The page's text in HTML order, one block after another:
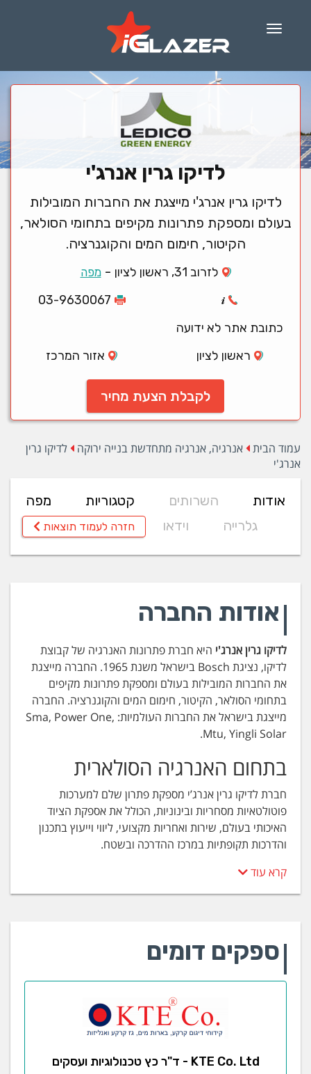
Menu
לדיקו גרין אנרג'י
לדיקו גרין אנרג'י מייצגת את החברות המובילות
בעולם ומספקת פתרונות מקיפים בתחומי הסולאר,
הקיטור, חימום המים והקוגנרציה.
לזרוב 31, ראשון לציון -מפה
03-9630067
כתובת אתר לא ידועה
ראשון לציון
אזור המרכז
לקבלת הצעת מחיר
עמוד הבית אנרגיה, אנרגיה מתחדשת בנייה ירוקה
לדיקו גרין
אנרג'י
אודות השרותים קטגוריות
מפה
גלרייה
וידאו חזרה לעמוד תוצאות
אודות החברה
לדיקו גרין אנרג'י היא חברת פתרונות האנרגיה של קבוצת
לדיקו, נציגת Bosch בישראל משנת 1965. החברה מייצגת
את החברות המובילות בעולם ומספקת פתרונות מקיפים
בתחומי הסולאר, הקיטור, חימום המים והקוגנרציה. החברה
מייצגת בישראל את החברות העולמיות: Sma, Power One,
Mtu, Yingli Solar.
בתחום האנרגיה הסולארית
חברת לדיקו גרין אנרג’י מספקת פתרון שלם למערכות
פוטולטאיות מסחריות ובינוניות, הכולל את אספקת הציוד
האיכותי בעולם, שירות ואחריות מקצועי, ליווי וייעוץ בתכנון
והדרכות תקופתיות במרכז ההדרכה ובשטח.
מערכות קיטור
שנצבר וההשקעה העצומה במחקר ופיתוח הפכו את בוש
מערכות חימום והסקה
דיקו גרין אנרג’י מייצגת את חברת Boschהמובילה העולמית
קרא עוד
ספקים דומים
KTE Co. Ltd - ד"ר כץ טכנולוגיות ועסקים